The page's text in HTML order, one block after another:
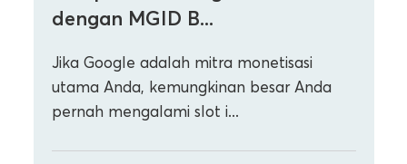
dengan MGID B...
Jika Google adalah mitra monetisasi
utama Anda, kemungkinan besar Anda
pernah mengalami slot i...